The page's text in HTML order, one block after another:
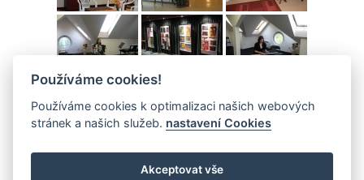
Používáme cookies!
Používáme cookies k optimalizaci našich webových
stránek a našich služeb. nastavení Cookies
Akceptovat vše